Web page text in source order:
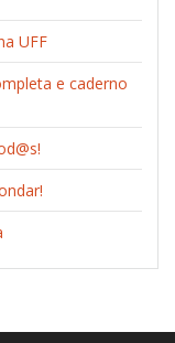
UFF
e caderno